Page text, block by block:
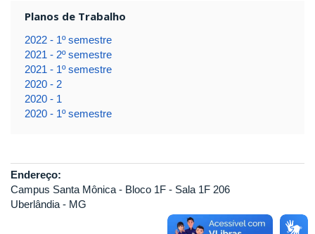
Planos de Trabalho
2022 - 1º semestre
2021 - 2º semestre
2021 - 1º semestre
2020 - 2
2020 - 1
2020 - 1º semestre
Endereço:
Campus Santa Mônica - Bloco 1F - Sala 1F 206
Uberlândia - MG